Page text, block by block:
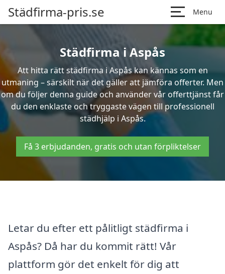
Städfirma-pris.se Menu
Städfirma i Aspås
Att hitta rätt städfirma i Aspås kan kännas som en
utmaning – särskilt när det gäller att jämföra offerter. Men
om du följer denna guide och använder vår offerttjänst får
du den enklaste och tryggaste vägen till professionell
städhjälp i Aspås.
Få 3 erbjudanden, gratis och utan förpliktelser
Letar du efter ett pålitligt städfirma i
Aspås? Då har du kommit rätt! Vår
plattform gör det enkelt för dig att